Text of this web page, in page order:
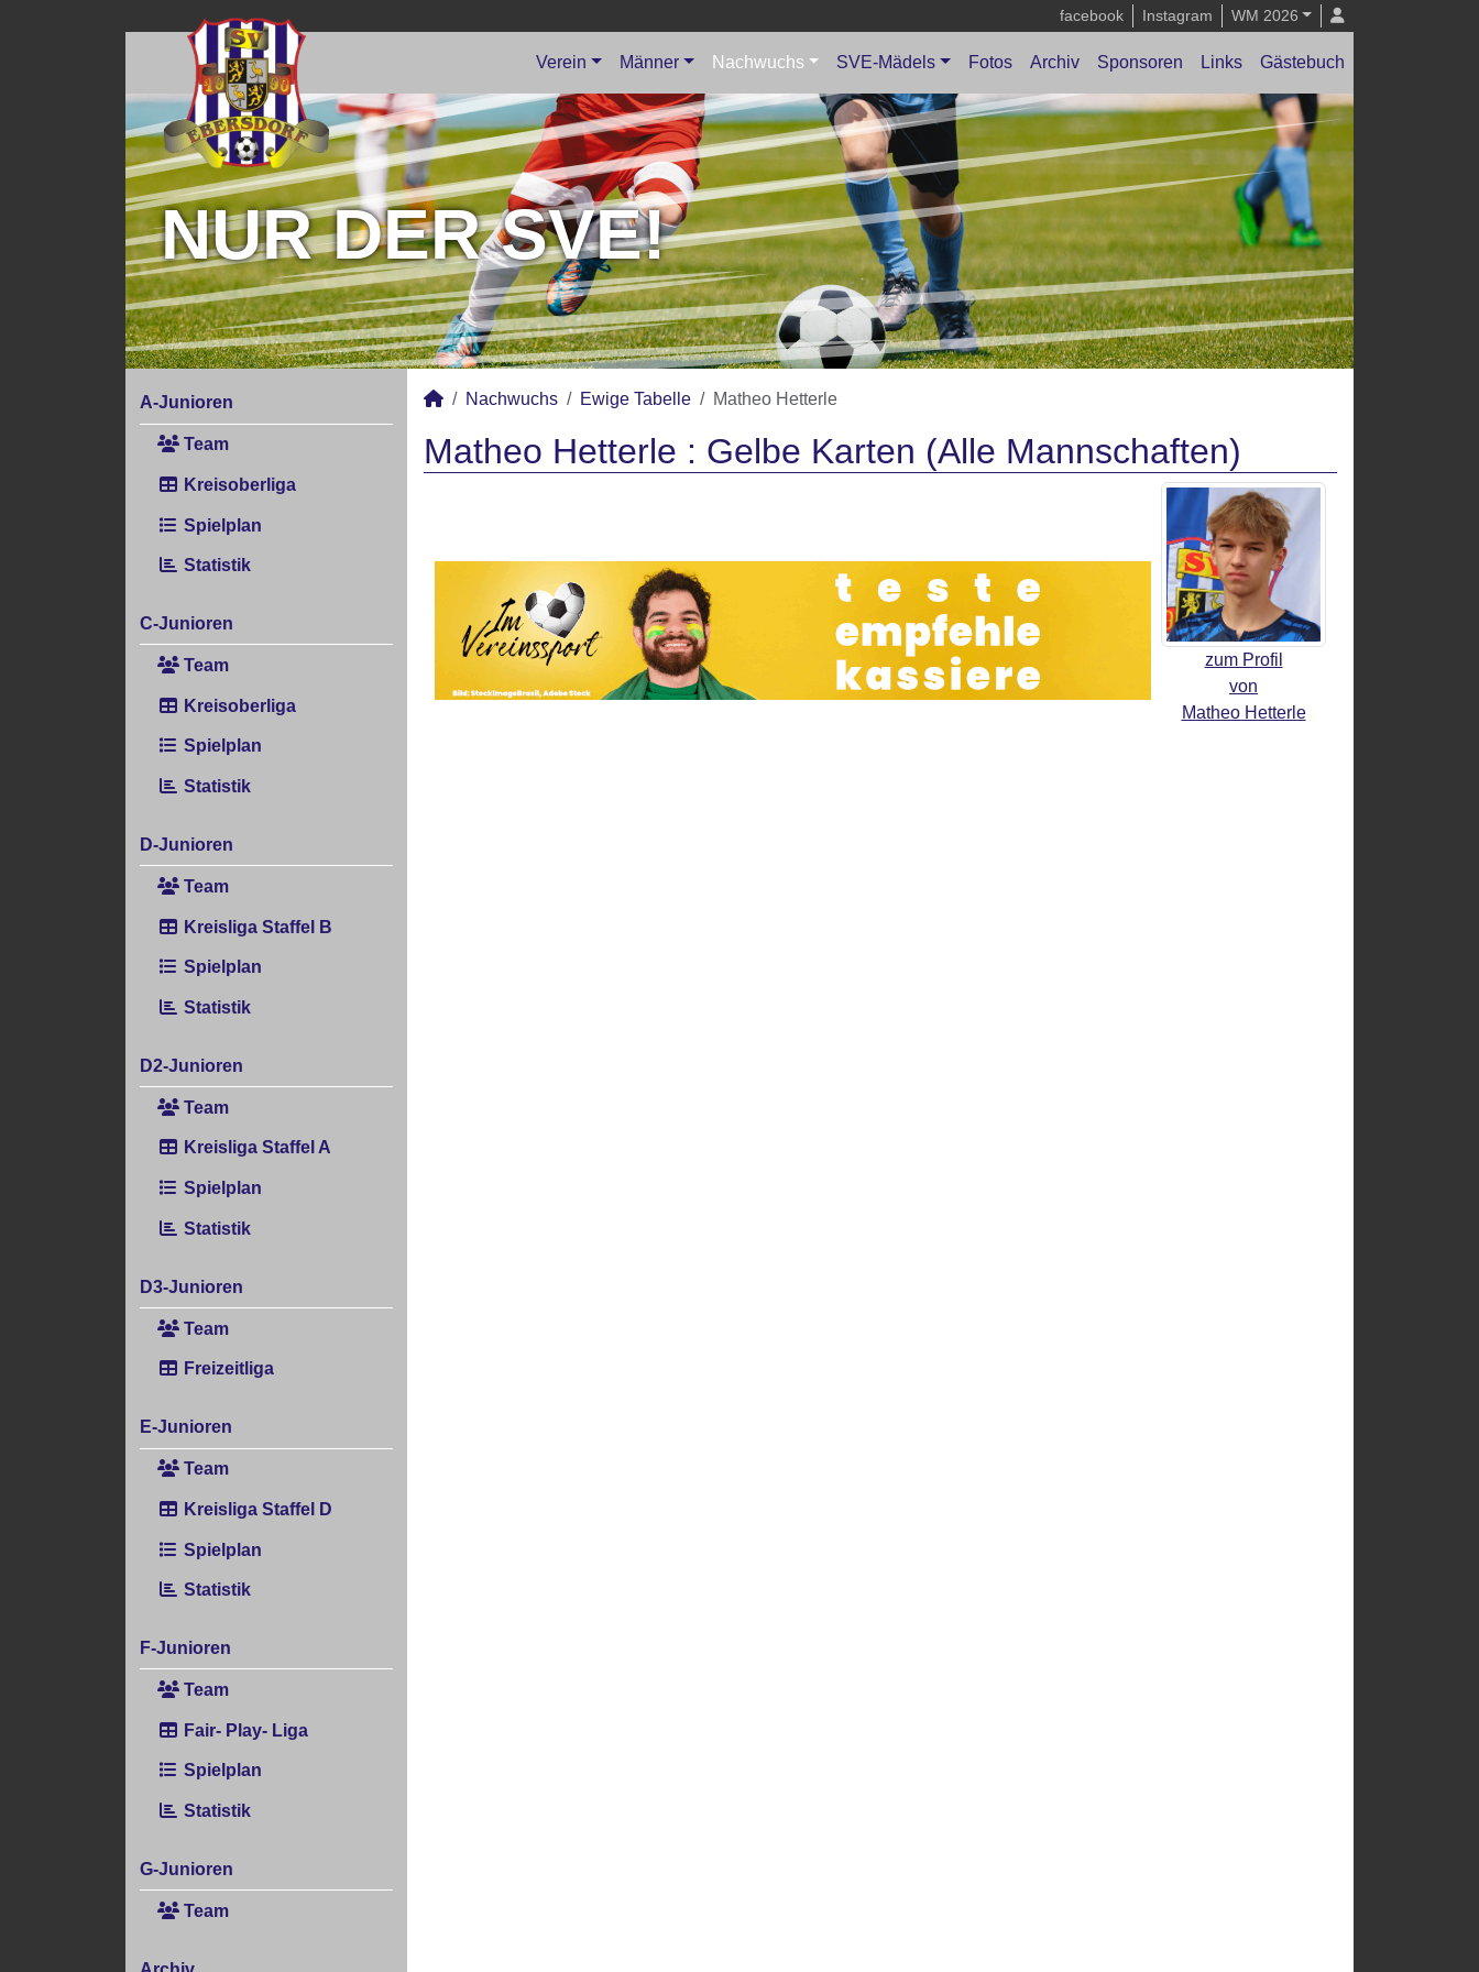
facebook Instagram WM 2026
Verein Männer Nachwuchs SVE-Mädels Fotos Archiv Sponsoren Links Gästebuch
NUR DER SVE!
A-Junioren
Team
Kreisoberliga
Spielplan
Statistik
C-Junioren
Team
Kreisoberliga
Spielplan
Statistik
D-Junioren
Team
Kreisliga Staffel B
Spielplan
Statistik
D2-Junioren
Team
Kreisliga Staffel A
Spielplan
Statistik
D3-Junioren
Team
Freizeitliga
E-Junioren
Team
Kreisliga Staffel D
Spielplan
Statistik
F-Junioren
Team
Fair- Play- Liga
Spielplan
Statistik
G-Junioren
Team
Nachwuchs Ewige Tabelle Matheo Hetterle
Matheo Hetterle : Gelbe Karten (Alle Mannschaften)
zum Profil
von
Matheo Hetterle